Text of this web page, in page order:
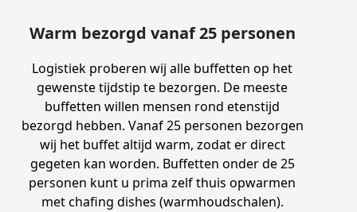
Warm bezorgd vanaf 25 personen
Logistiek proberen wij alle buffetten op het
gewenste tijdstip te bezorgen. De meeste
buffetten willen mensen rond etenstijd
bezorgd hebben. Vanaf 25 personen bezorgen
wij het buffet altijd warm, zodat er direct
gegeten kan worden. Buffetten onder de 25
personen kunt u prima zelf thuis opwarmen
met chafing dishes (warmhoudschalen).